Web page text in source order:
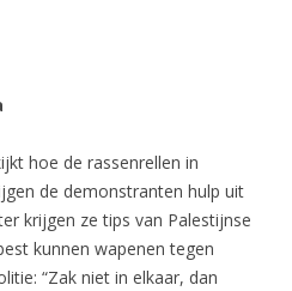
hoe de rassenrellen in
de demonstranten hulp uit
krijgen ze tips van Palestijnse
kunnen wapenen tegen
“Zak niet in elkaar, dan